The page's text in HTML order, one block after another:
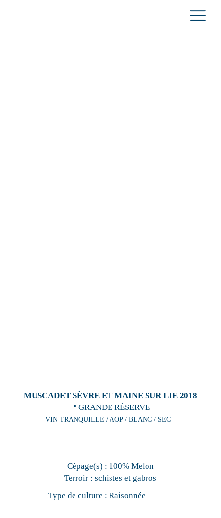
MUSCADET SÈVRE ET MAINE SUR LIE 2018
GRANDE RÉSERVE
VIN TRANQUILLE / AOP / BLANC / SEC
Cépage(s) : 100% Melon
Terroir : schistes et gabros
Type de culture : Raisonnée